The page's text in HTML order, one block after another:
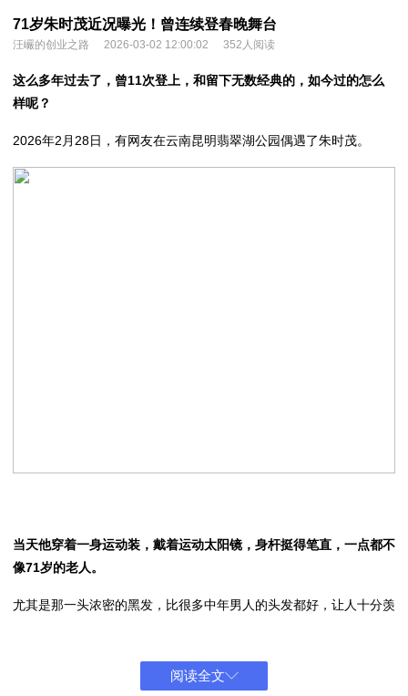
71岁朱时茂近况曝光！曾连续登春晚舞台
汪巗的创业之路 2026-03-02 12:00:02 352人阅读
这么多年过去了，曾11次登上，和留下无数经典的，如今过的怎么
样呢？
2026年2月28日，有网友在云南昆明翡翠湖公园偶遇了朱时茂。
当天他穿着一身运动装，戴着运动太阳镜，身杆挺得笔直，一点都不
像71岁的老人。
尤其是那一头浓密的黑发，比很多中年男人的头发都好，让人十分羡
周围的人都被这一幕逗得前仰后合，氛围特别热闹，还有不少女粉
丝，不管是年轻人还是阿姨辈，都围着他问：“老许，你要老婆不
阅读全文